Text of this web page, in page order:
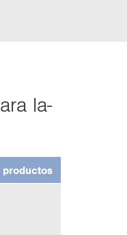
la­
pro­duc­tos